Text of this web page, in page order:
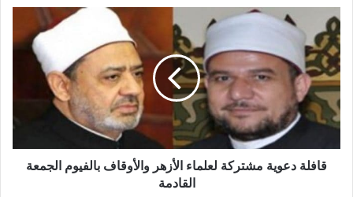
القوي العاملة ، وجواب الاستلام من وزارة القوي العاملة.
قافلة دعوية مشتركة لعلماء الأزهر والأوقاف بالفيوم الجمعة
القادمة